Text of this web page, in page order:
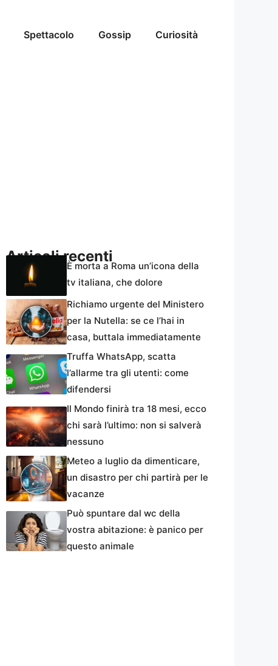
Spettacolo Gossip Curiosità
Articoli recenti
È morta a Roma un’icona della
tv italiana, che dolore
Richiamo urgente del Ministero
per la Nutella: se ce l’hai in
casa, buttala immediatamente
Truffa WhatsApp, scatta
l’allarme tra gli utenti: come
difendersi
Il Mondo finirà tra 18 mesi, ecco
chi sarà l’ultimo: non si salverà
nessuno
Meteo a luglio da dimenticare,
un disastro per chi partirà per le
vacanze
Può spuntare dal wc della
vostra abitazione: è panico per
questo animale